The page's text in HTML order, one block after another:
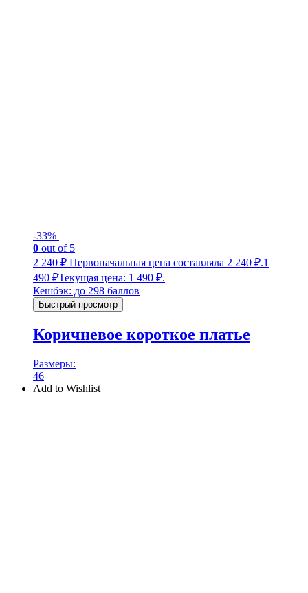
-33%
0 out of 5
2 240₽ Первоначальная цена составляла 2 240 ₽.1
490 ₽Текущая цена: 1 490 ₽.
Кешбэк: до 298 баллов
Быстрый просмотр
Коричневое короткое платье
Размеры:
46
Add to Wishlist